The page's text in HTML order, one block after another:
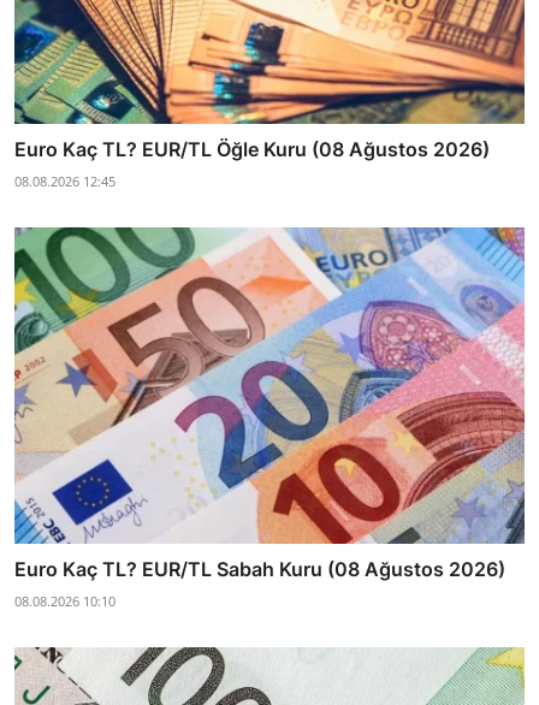
Euro Kaç TL? EUR/TL Öğle Kuru (08 Ağustos 2026)
08.08.2026 12:45
Euro Kaç TL? EUR/TL Sabah Kuru (08 Ağustos 2026)
08.08.2026 10:10